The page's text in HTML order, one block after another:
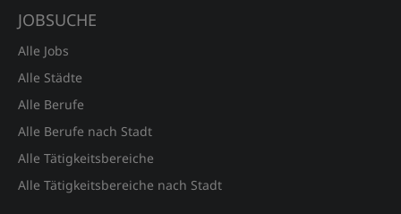
JOBSUCHE
Alle Jobs
Alle Städte
Alle Berufe
Alle Berufe nach Stadt
Alle Tätigkeitsbereiche
Alle Tätigkeitsbereiche nach Stadt